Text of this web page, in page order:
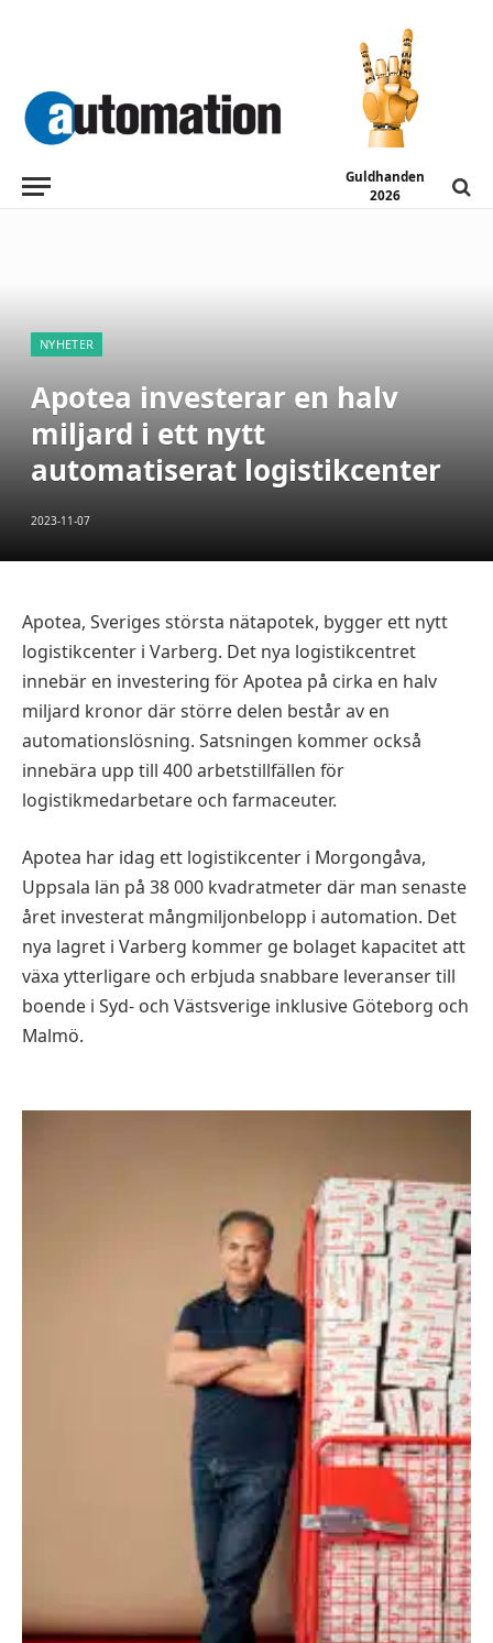
Guldhanden
2026
NYHETER
Apotea investerar en halv
miljard i ett nytt
automatiserat logistikcenter
2023-11-07
Apotea, Sveriges största nätapotek, bygger ett nytt
logistikcenter i Varberg. Det nya logistikcentret
innebär en investering för Apotea på cirka en halv
miljard kronor där större delen består av en
automationslösning. Satsningen kommer också
innebära upp till 400 arbetstillfällen för
logistikmedarbetare och farmaceuter.
Apotea har idag ett logistikcenter i Morgongåva,
Uppsala län på 38 000 kvadratmeter där man senaste
året investerat mångmiljonbelopp i automation. Det
nya lagret i Varberg kommer ge bolaget kapacitet att
växa ytterligare och erbjuda snabbare leveranser till
boende i Syd- och Västsverige inklusive Göteborg och
Malmö.